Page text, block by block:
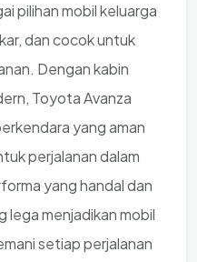
pilihan mobil keluarga
dan cocok untuk
Dengan kabin
Toyota Avanza
yang aman
perjalanan dalam
yang handal dan
lega menjadikan mobil
setiap perjalanan